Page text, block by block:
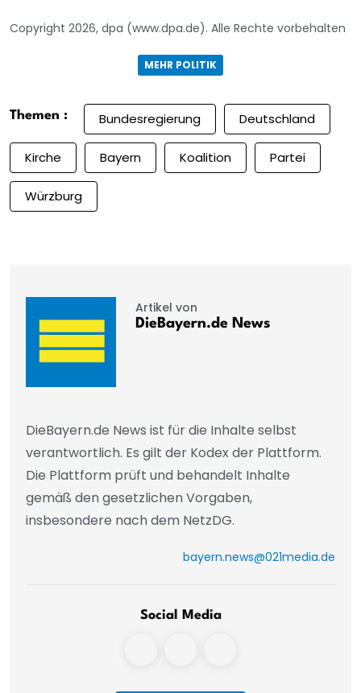
Copyright 2026, dpa (www.dpa.de). Alle Rechte vorbehalten
MEHR POLITIK
Themen : Bundesregierung Deutschland
Kirche Bayern Koalition Partei
Würzburg
Artikel von
DieBayern.de News
DieBayern.de News ist für die Inhalte selbst
verantwortlich. Es gilt der Kodex der Plattform.
Die Plattform prüft und behandelt Inhalte
gemäß den gesetzlichen Vorgaben,
insbesondere nach dem NetzDG.
bayern.news@021media.de
Social Media